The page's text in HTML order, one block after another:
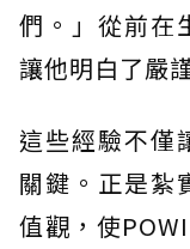
們。」從前在
讓他明白了嚴
這些經驗不僅
關鍵。正是紮
值觀，使